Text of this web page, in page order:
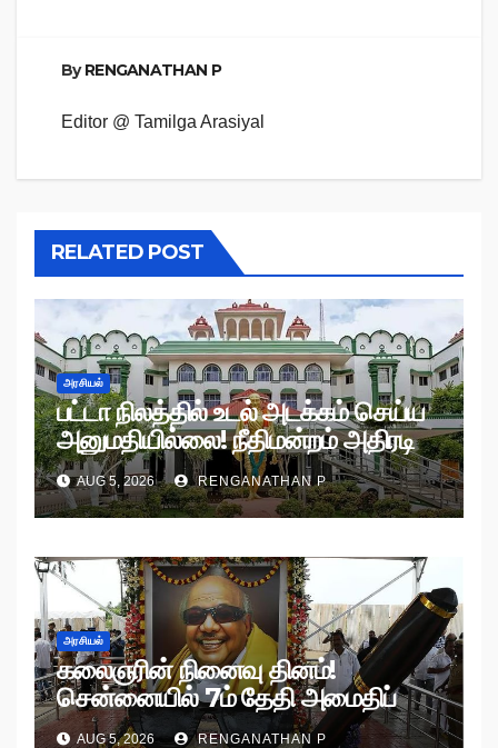
ByRENGANATHAN P
Editor @ Tamilga Arasiyal
RELATED POST
அரசியல்
பட்டா நிலத்தில் உடல் அடக்கம் செய்ய
அனுமதியில்லை! நீதிமன்றம் அதிரடி
உத்தரவு!
AUG 5, 2026 RENGANATHAN P
அரசியல்
கலைஞரின் நினைவு தினம்!
சென்னையில் 7ம் தேதி அமைதிப்
பேரணி!
AUG 5, 2026 RENGANATHAN P